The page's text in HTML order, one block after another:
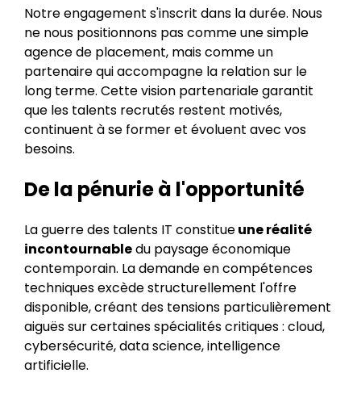
Notre engagement s'inscrit dans la durée. Nous
ne nous positionnons pas comme une simple
agence de placement, mais comme un
partenaire qui accompagne la relation sur le
long terme. Cette vision partenariale garantit
que les talents recrutés restent motivés,
continuent à se former et évoluent avec vos
besoins.
De la pénurie à l'opportunité
La guerre des talents IT constitueune réalité
incontournabledu paysage économique
contemporain. La demande en compétences
techniques excède structurellement l'offre
disponible, créant des tensions particulièrement
aiguës sur certaines spécialités critiques : cloud,
cybersécurité, data science, intelligence
artificielle.